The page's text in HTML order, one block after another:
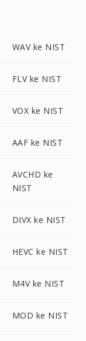
WAV ke NIST
FLV ke NIST
VOX ke NIST
AAF ke NIST
AVCHD ke
NIST
DIVX ke NIST
HEVC ke NIST
M4V ke NIST
MOD ke NIST